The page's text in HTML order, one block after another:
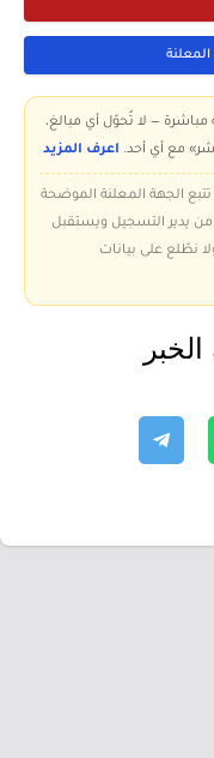
مباشرة — لا تُحوّل أي مبالغ،
مع أي أحد. اعرف المزيد
تتبع الجهة المعلنة الموضحة
يدير التسجيل ويستقبل
نطّلع على بيانات